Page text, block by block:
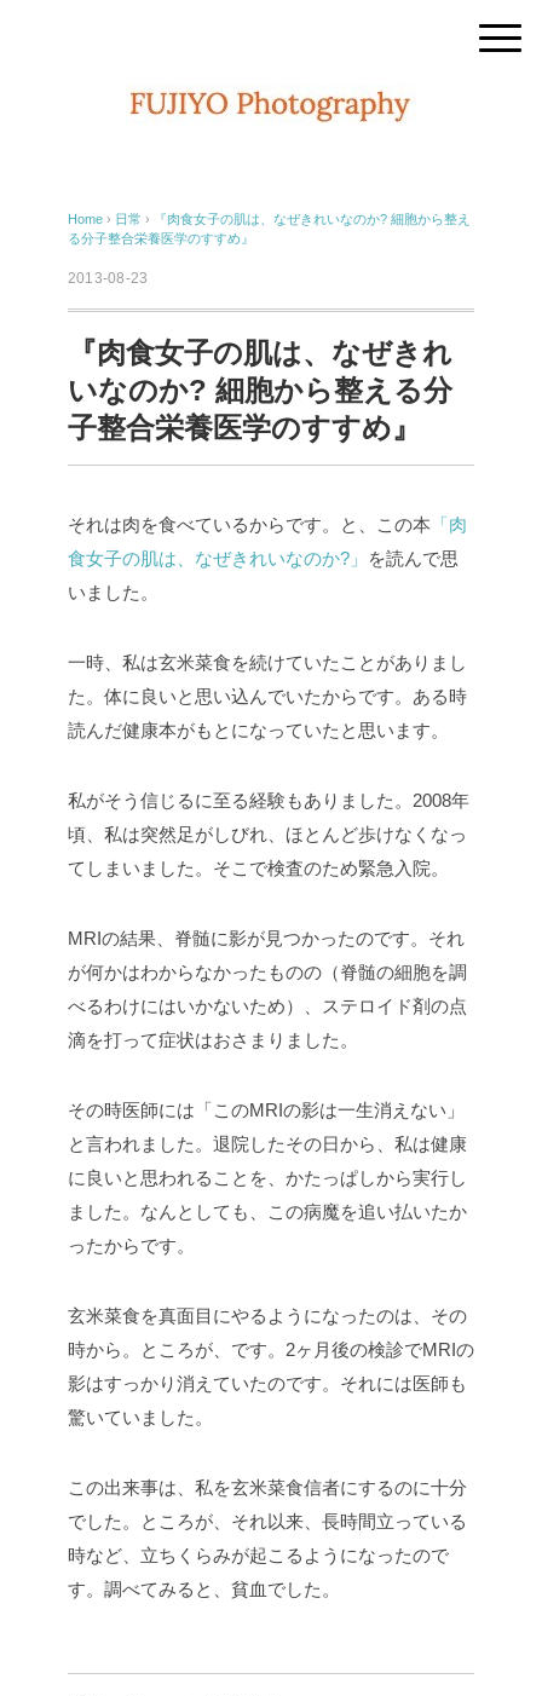
Home › 日常 ›
『肉食女子の肌は、なぜきれいなのか? 細胞から整え
る分子整合栄養医学のすすめ』
2013-08-23
『肉食女子の肌は、なぜきれ
いなのか? 細胞から整える分
子整合栄養医学のすすめ』
それは肉を食べているからです。と、この本 「肉
食女子の肌は、なぜきれいなのか?」
を読んで思
いました。
一時、私は玄米菜食を続けていたことがありまし
た。体に良いと思い込んでいたからです。ある時
読んだ健康本がもとになっていたと思います。
私がそう信じるに至る経験もありました。2008年
頃、私は突然足がしびれ、ほとんど歩けなくなっ
てしまいました。そこで検査のため緊急入院。
MRIの結果、脊髄に影が見つかったのです。それ
が何かはわからなかったものの（脊髄の細胞を調
べるわけにはいかないため）、ステロイド剤の点
滴を打って症状はおさまりました。
その時医師には「このMRIの影は一生消えない」
と言われました。退院したその日から、私は健康
に良いと思われることを、かたっぱしから実行し
ました。なんとしても、この病魔を追い払いたか
ったからです。
玄米菜食を真面目にやるようになったのは、その
時から。ところが、です。2ヶ月後の検診でMRIの
影はすっかり消えていたのです。それには医師も
驚いていました。
この出来事は、私を玄米菜食信者にするのに十分
でした。ところが、それ以来、長時間立っている
時など、立ちくらみが起こるようになったので
す。調べてみると、貧血でした。